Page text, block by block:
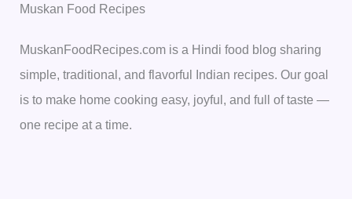
Muskan Food Recipes
MuskanFoodRecipes.com is a Hindi food blog sharing
simple, traditional, and flavorful Indian recipes. Our goal
is to make home cooking easy, joyful, and full of taste —
one recipe at a time.